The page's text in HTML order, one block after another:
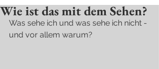
Wie ist das mit dem Sehen?
Was sehe ich und was sehe ich nicht -
und vor allem warum?